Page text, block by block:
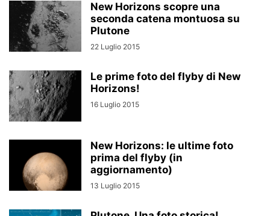
New Horizons scopre una
seconda catena montuosa su
Plutone
22 Luglio 2015
Le prime foto del flyby di New
Horizons!
16 Luglio 2015
New Horizons: le ultime foto
prima del flyby (in
aggiornamento)
13 Luglio 2015